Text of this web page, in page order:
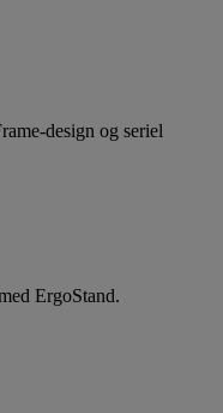
design og seriel
ErgoStand.